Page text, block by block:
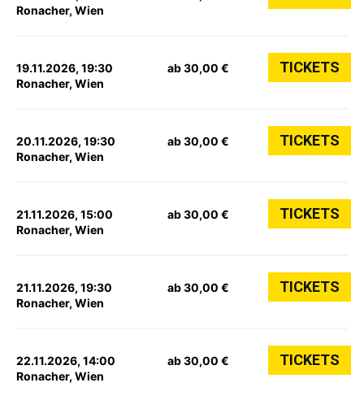
Ronacher, Wien
19.11.2026, 19:30
Ronacher, Wien
ab 30,00 € TICKETS
20.11.2026, 19:30
Ronacher, Wien
ab 30,00 € TICKETS
21.11.2026, 15:00
Ronacher, Wien
ab 30,00 € TICKETS
21.11.2026, 19:30
Ronacher, Wien
ab 30,00 € TICKETS
22.11.2026, 14:00
Ronacher, Wien
ab 30,00 € TICKETS